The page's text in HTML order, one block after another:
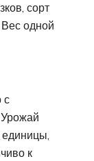
сорт
одной
с
единицы,
к